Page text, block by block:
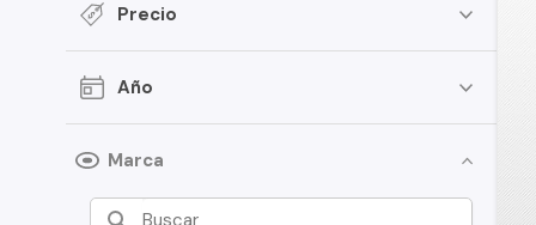
Precio
Año
Marca